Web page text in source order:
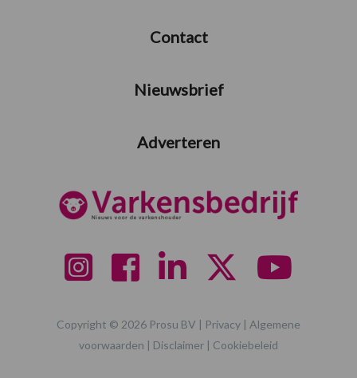
Contact
Nieuwsbrief
Adverteren
Copyright © 2026 Prosu BV | Privacy | Algemene
voorwaarden | Disclaimer | Cookiebeleid